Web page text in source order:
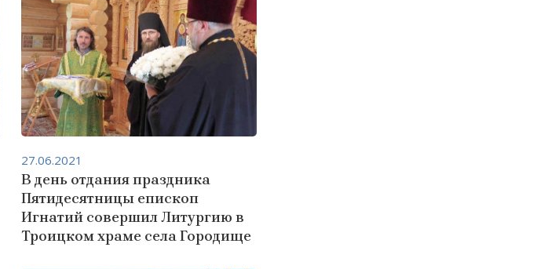
В день отдания праздника
Пятидесятницы епископ
Игнатий совершил Литургию в
Троицком храме села Городище
27.06.2021